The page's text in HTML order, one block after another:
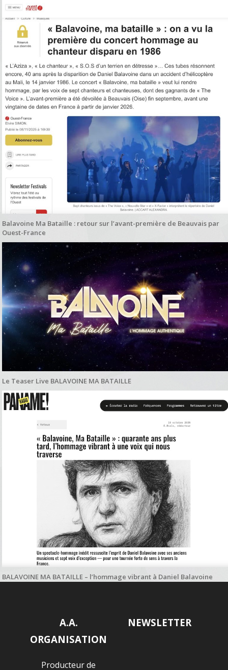
Balavoine Ma Bataille : retour sur l’avant-première de Beauvais par
Ouest-France
Le Teaser Live BALAVOINE MA BATAILLE
BALAVOINE MA BATAILLE – l’hommage vibrant à Daniel Balavoine
A.A.
ORGANISATION
Producteur de
NEWSLETTER